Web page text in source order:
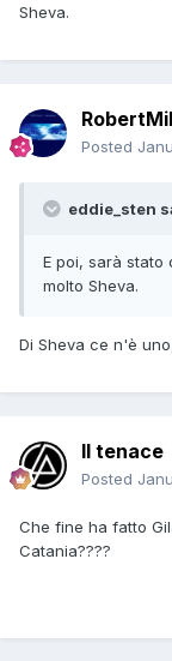
Sheva.
Posted
eddie_sten
E poi, sarà stato
molto Sheva.
Di Sheva ce n'è
Il tenace
Posted
Che fine ha fatto
Catania????